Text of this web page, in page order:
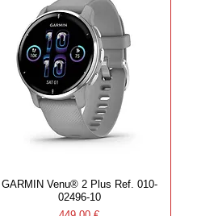
GARMIN Venu® 2 Plus Ref. 010-
02496-10